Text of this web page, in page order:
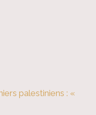
palestiniens : «